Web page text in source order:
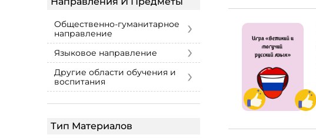
Общественно-гуманитарное
направление
›
Языковое направление ›
Другие области обучения и
воспитания
›
Тип Материалов